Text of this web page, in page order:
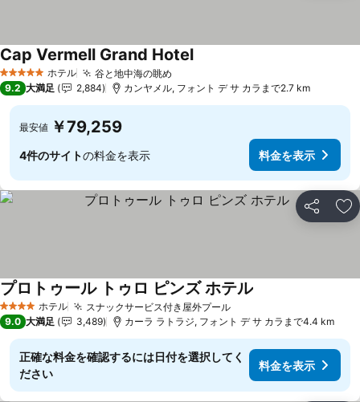
5 ホテルのランク
ホテル 谷と地中海の眺め
Cap Vermell Grand Hotel料金を表示
9.2 大満足 2,884 カンヤメル, フォント デ サ カラまで2.7 km
最安値 ￥79,259
4件のサイトの料金を表示 料金を表示
シェア お
4 ホテルのランク
ホテル スナックサービス付き屋外プール料金を表示
プロトゥール トゥロ ピンズ ホテル
9.0 大満足 3,489 カーラ ラトラジ, フォント デ サ カラまで4.4 km
正確な料金を確認するには日付を選択してく
ださい
料金を表示